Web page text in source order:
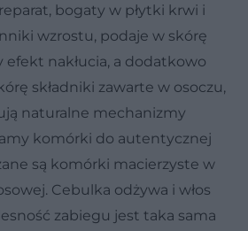
bogaty w płytki krwi i
wzrostu, podaje w skórę
efekt nakłucia, a dodatkowo
składniki zawarte w osoczu,
naturalne mechanizmy
komórki do autentycznej
są komórki macierzyste w
Cebulka odżywa i włos
zabiegu jest taka sama